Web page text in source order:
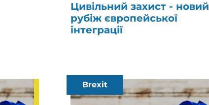
Цивільний захист - новий
рубіж європейської
інтеграції
Brexit